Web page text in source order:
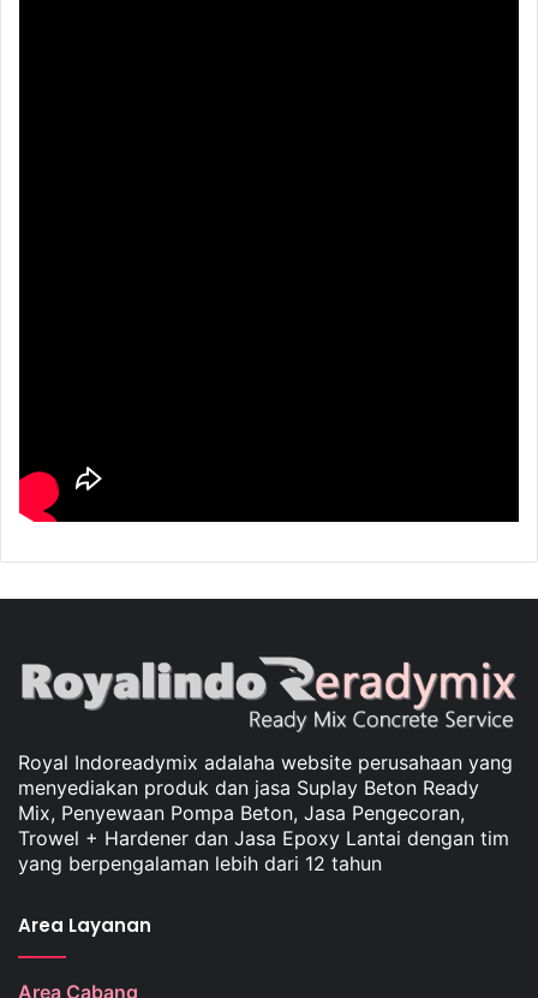
Royal Indoreadymix adalaha website perusahaan yang
menyediakan produk dan jasa Suplay Beton Ready
Mix, Penyewaan Pompa Beton, Jasa Pengecoran,
Trowel + Hardener dan Jasa Epoxy Lantai dengan tim
yang berpengalaman lebih dari 12 tahun
Area Layanan
Area Cabang